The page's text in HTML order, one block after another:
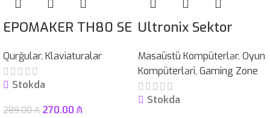
EPOMAKER TH80 SE
Qurğular, Klaviaturalar
Stokda
289.00₼ 270.00 ₼
Ultronix Sektor
Masaüstü Kompüterlər, Oyun
Kompüterləri, Gaming Zone
Stokda